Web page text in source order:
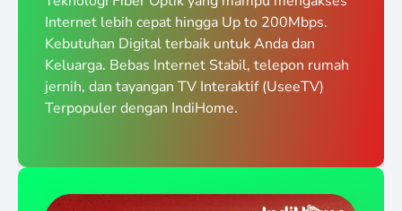
Internet lebih cepat hingga Up to 200Mbps.
Kebutuhan Digital terbaik untuk Anda dan
Keluarga. Bebas Internet Stabil, telepon rumah
jernih, dan tayangan TV Interaktif (UseeTV)
Terpopuler dengan IndiHome.